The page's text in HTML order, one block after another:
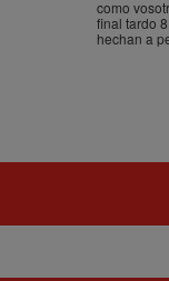
como
final tardo
hechan a